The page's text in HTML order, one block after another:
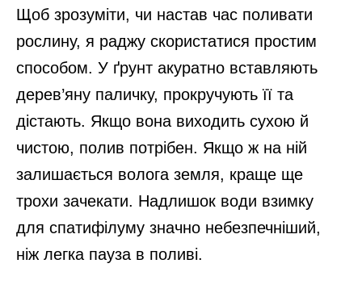
Щоб зрозуміти, чи настав час поливати
рослину, я раджу скористатися простим
способом. У ґрунт акуратно вставляють
дерев’яну паличку, прокручують її та
дістають. Якщо вона виходить сухою й
чистою, полив потрібен. Якщо ж на ній
залишається волога земля, краще ще
трохи зачекати. Надлишок води взимку
для спатифілуму значно небезпечніший,
ніж легка пауза в поливі.